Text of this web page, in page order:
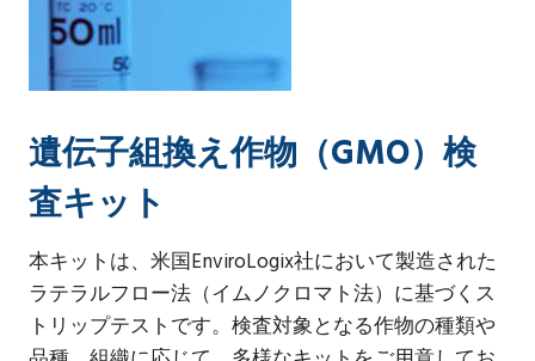
遺伝子組換え作物（GMO）検
査キット
本キットは、米国EnviroLogix社において製造された
ラテラルフロー法（イムノクロマト法）に基づくス
トリップテストです。検査対象となる作物の種類や